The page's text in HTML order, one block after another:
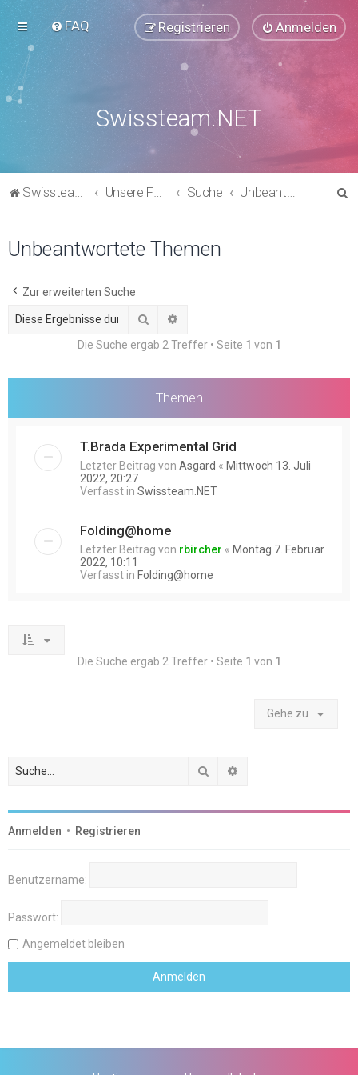
FAQ Anmelden
Registrieren
Swissteam.NET
Swissteam.NET Unsere Foren Suche Unbeantwortete Themen
Unbeantwortete Themen
Zur erweiterten Suche
Suche
Die Suche ergab 2 Treffer • Seite 1 von 1
Themen
T.Brada Experimental Grid
Letzter Beitrag von Asgard « Mittwoch 13. Juli
2022, 20:27
Verfasst in Swissteam.NET
Folding@home
Letzter Beitrag von rbircher « Montag 7. Februar
2022, 10:11
Verfasst in Folding@home
Die Suche ergab 2 Treffer • Seite 1 von 1
Gehe zu
Suche
Anmelden • Registrieren
Benutzername:
Passwort:
Angemeldet bleiben